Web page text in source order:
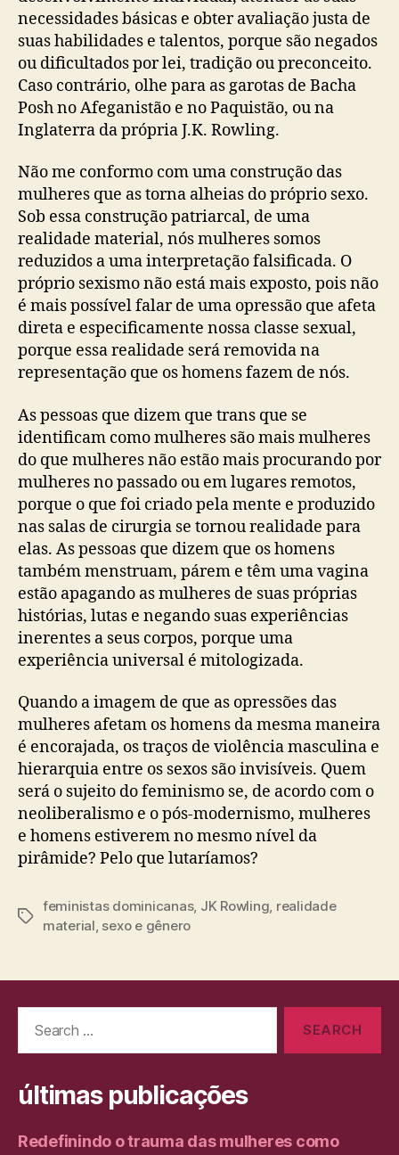
necessidades básicas e obter avaliação justa de
suas habilidades e talentos, porque são negados
ou dificultados por lei, tradição ou preconceito.
Caso contrário, olhe para as garotas de Bacha
Posh no Afeganistão e no Paquistão, ou na
Inglaterra da própria J.K. Rowling.
Não me conformo com uma construção das
mulheres que as torna alheias do próprio sexo.
Sob essa construção patriarcal, de uma
realidade material, nós mulheres somos
reduzidos a uma interpretação falsificada. O
próprio sexismo não está mais exposto, pois não
é mais possível falar de uma opressão que afeta
direta e especificamente nossa classe sexual,
porque essa realidade será removida na
representação que os homens fazem de nós.
As pessoas que dizem que trans que se
identificam como mulheres são mais mulheres
do que mulheres não estão mais procurando por
mulheres no passado ou em lugares remotos,
porque o que foi criado pela mente e produzido
nas salas de cirurgia se tornou realidade para
elas. As pessoas que dizem que os homens
também menstruam, párem e têm uma vagina
estão apagando as mulheres de suas próprias
histórias, lutas e negando suas experiências
inerentes a seus corpos, porque uma
experiência universal é mitologizada.
Quando a imagem de que as opressões das
mulheres afetam os homens da mesma maneira
é encorajada, os traços de violência masculina e
hierarquia entre os sexos são invisíveis. Quem
será o sujeito do feminismo se, de acordo com o
neoliberalismo e o pós-modernismo, mulheres
e homens estiverem no mesmo nível da
pirâmide? Pelo que lutaríamos?
Tags
feministas dominicanas, JK Rowling, realidade
material, sexo e gênero
últimas publicações
Redefinindo o trauma das mulheres como